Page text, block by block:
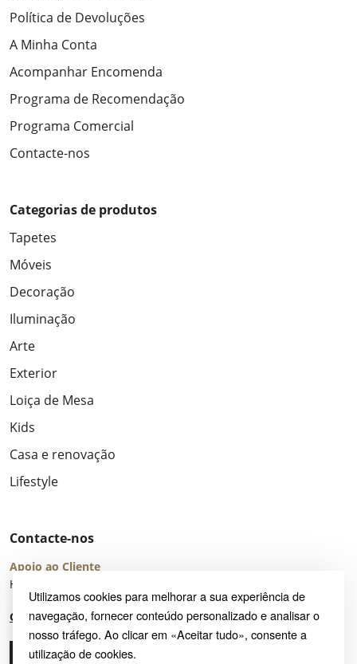
Utilizamos cookies para melhorar a sua experiência de
navegação, fornecer conteúdo personalizado e analisar o
nosso tráfego. Ao clicar em «Aceitar tudo», consente a
utilização de cookies.
Política de Devoluções
A Minha Conta
Acompanhar Encomenda
Programa de Recomendação
Programa Comercial
Contacte-nos
Categorias de produtos
Tapetes
Móveis
Decoração
Iluminação
Arte
Exterior
Loiça de Mesa
Kids
Casa e renovação
Lifestyle
Contacte-nos
Apoio ao Cliente
Horário de Atendimento: seg – sex 8:00 – 16:00 (UTC+2)
Centro de Ajuda
Ligue-nos